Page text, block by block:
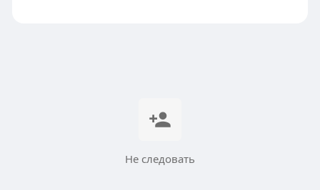
Не следовать